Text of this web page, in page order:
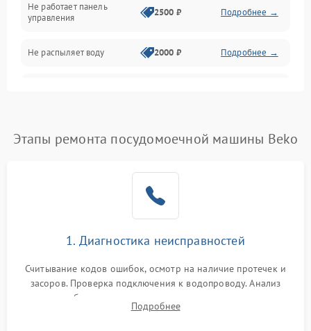
Гигиена
Программное обеспечение
Не работает панель
управления
2500 ₽ Подробнее →
Не распыляет воду 2000 ₽ Подробнее →
воды
1800 ₽ Подробнее →
Проблемы с
Этапы ремонта посудомоечной машины Beko
1. Диагностика неисправностей
Считывание кодов ошибок, осмотр на наличие протечек и
засоров. Проверка подключения к водопроводу. Анализ
жалоб на отсутствие слива, нагрева, вращения
разбрызгивателей или срабатывание системы защиты
Подробнее